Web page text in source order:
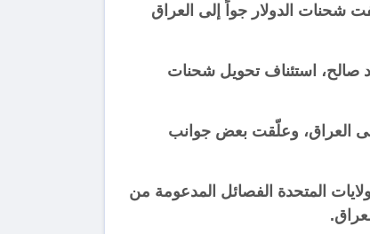
شحنات الدولار جواً إلى العراق
صالح، استئناف تحويل شحنات
شحنة نقدية بقيمة نحو 500 مليون دولار متجهة إلى العراق، وعلّقت بعض جوانب
المتحدة الفصائل المدعومة من